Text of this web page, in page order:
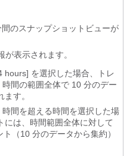
のスナップショットビューが
が表示されます。
hours] を選択した場合、トレ
間の範囲全体で 10 分のデー
す。
間を超える時間を選択した場
には、時間範囲全体に対して
（10 分のデータから集約）